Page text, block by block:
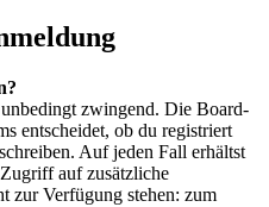
zwingend. Die Board-
entscheidet, ob du registriert
Auf jeden Fall erhältst
auf zusätzliche
zur Verfügung stehen: zum